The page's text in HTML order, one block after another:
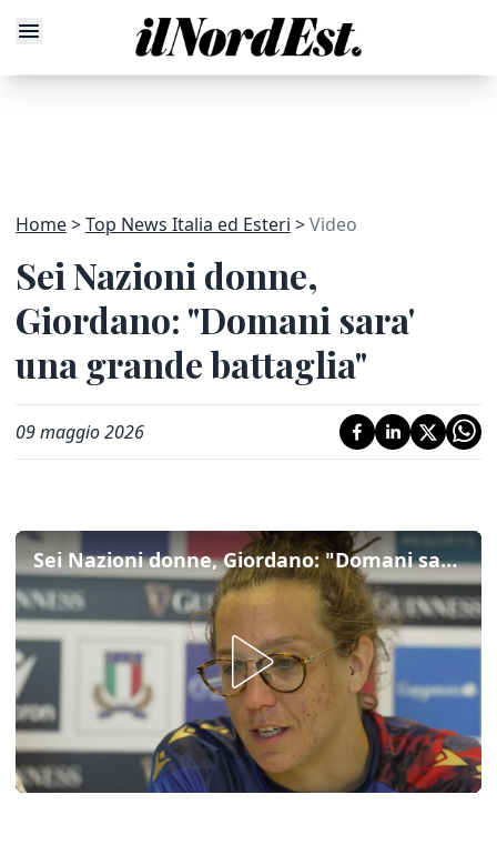
Home Top News Italia ed Esteri Video
Sei Nazioni donne,
Giordano: "Domani sara'
una grande battaglia"
09 maggio 2026
Sei Nazioni donne, Giordano: "Domani sara' una grande battaglia"